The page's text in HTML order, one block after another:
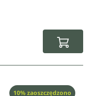
Rabat
10% zaoszczędzono